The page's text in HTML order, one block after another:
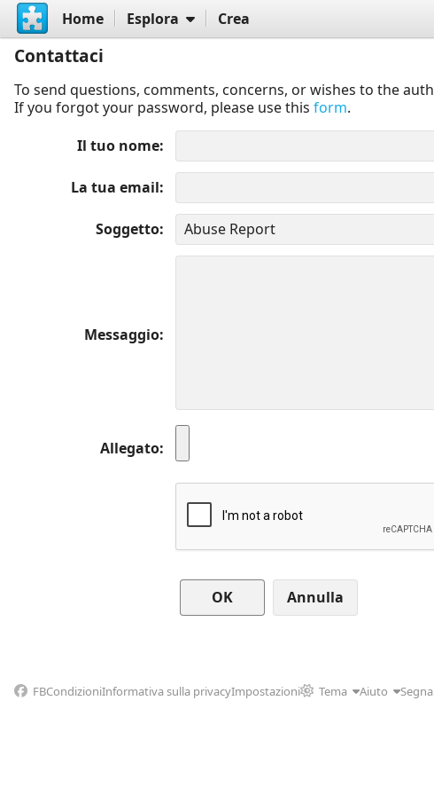
Home Esplora Crea
Contattaci
To send questions, comments, concerns, or wishes to the
If you forgot your password, please use this form.
Il tuo nome
La tua email
Soggetto
Messaggio
Allegato
Annulla
FBCondizioniInformativa sulla privacyImpostazioni Tema Aiuto